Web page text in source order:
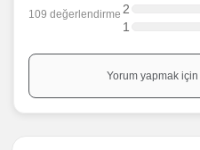
109 değerlendirme 2
1
Yorum yapmak için